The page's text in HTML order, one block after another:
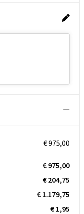
€ 975,00
€ 975,00
€ 204,75
€ 1.179,75
€ 1,95